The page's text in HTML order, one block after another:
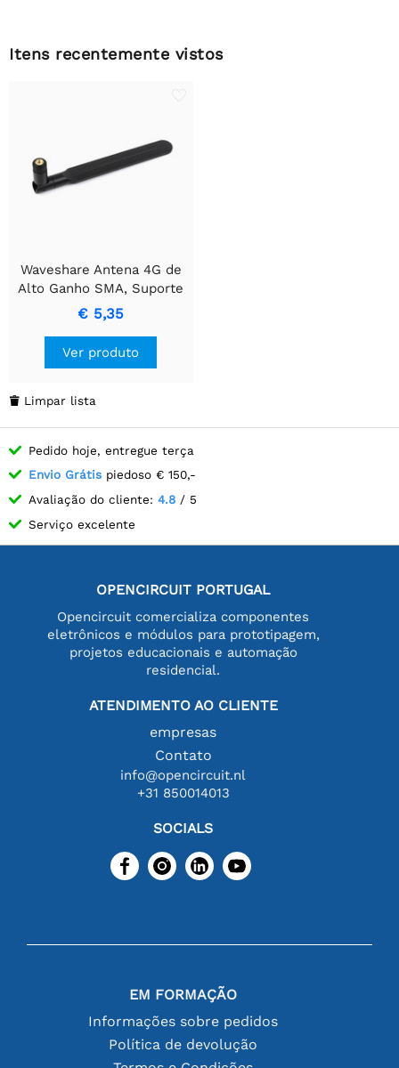
Itens recentemente vistos
Waveshare Antena 4G de
Alto Ganho SMA, Suporte
4G/3G/2G/LPWA
€ 5,35
Ver produto
 Limpar lista
Pedido hoje, entregue terça
Envio Grátis piedoso € 150,-
Avaliação do cliente: 4.8 / 5
Serviço excelente
OPENCIRCUIT PORTUGAL
Opencircuit comercializa componentes
eletrônicos e módulos para prototipagem,
projetos educacionais e automação
residencial.
ATENDIMENTO AO CLIENTE
empresas
Contato
info@opencircuit.nl
+31 850014013
SOCIALS
EM FORMAÇÃO
Informações sobre pedidos
Política de devolução